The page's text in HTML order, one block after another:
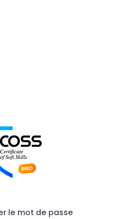
le mot de passe